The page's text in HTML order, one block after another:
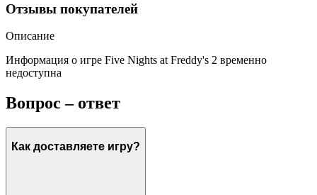
Отзывы покупателей
Описание
Информация о игре Five Nights at Freddy's 2 временно
недоступна
Вопрос – ответ
Как доставляете игру?